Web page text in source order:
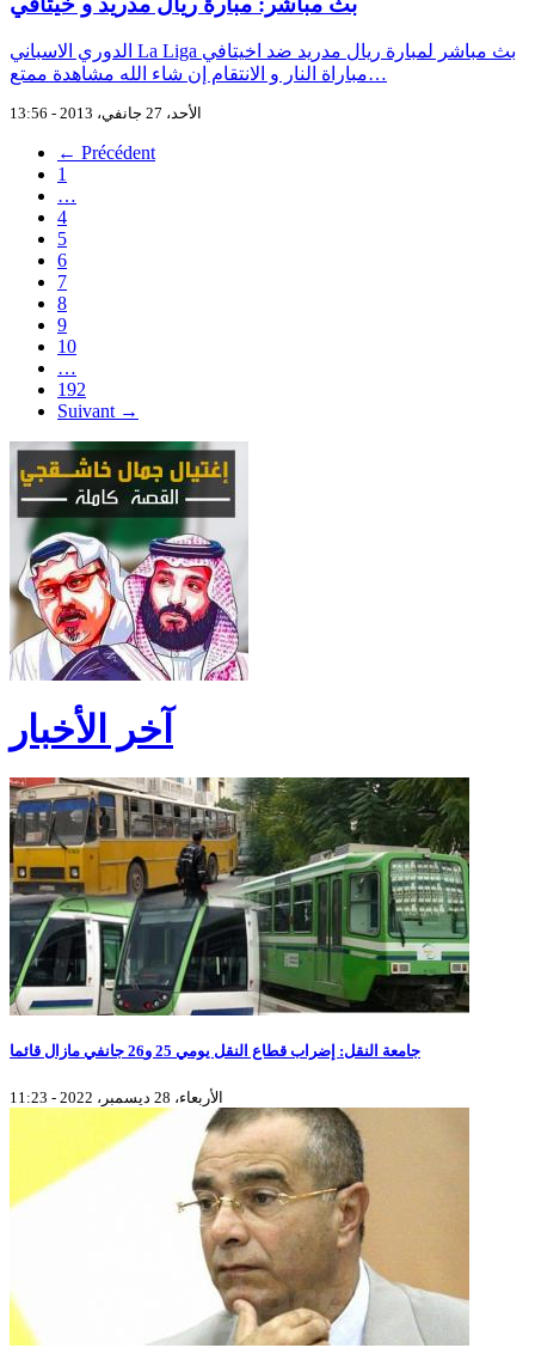
الدوري الاسباني La Liga بث مباشر لمبارة ريال مدريد ضد اخيتافي
مباراة النار و الانتقام إن شاء الله مشاهدة ممتع…
الأحد، 27 جانفي، 2013 - 13:56
← Précédent
1
…
4
5
6
7
8
9
10
…
192
Suivant →
آخر الأخبار
جامعة النقل: إضراب قطاع النقل يومي 25 و26 جانفي مازال قائما
الأربعاء، 28 ديسمبر، 2022 - 11:23